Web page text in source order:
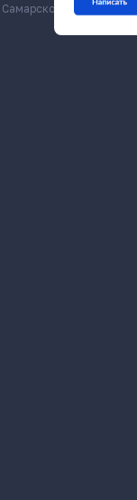
Самарской области,